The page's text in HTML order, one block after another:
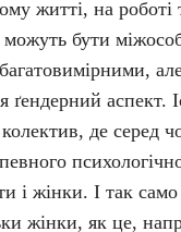
житті, на роботі
бути
ґендерний аспект.
де серед
і жінки. І так
жінки, як це,